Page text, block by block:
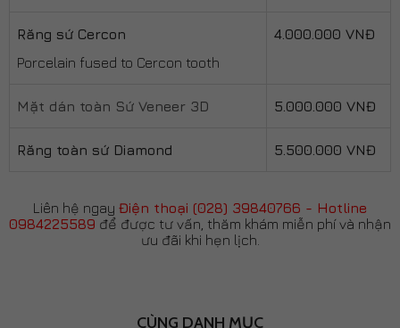
Răng sứ Cercon
Porcelain fused to Cercon tooth
4.000.000 VNĐ
Mặt dán toàn Sứ Veneer 3D 5.000.000 VNĐ
Răng toàn sứ Diamond 5.500.000 VNĐ
Liên hệ ngay Điện thoại (028) 39840766 - Hotline
0984225589 để được tư vấn, thăm khám miễn phí và nhận
ưu đãi khi hẹn lịch.
CÙNG DANH MỤC